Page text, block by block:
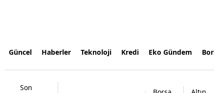
Güncel Haberler Teknoloji Kredi Eko Gündem
Son